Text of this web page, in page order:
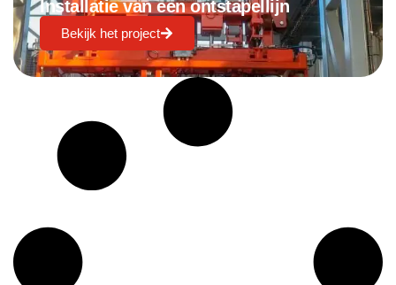
Installatie van een ontstapellijn
Bekijk het project